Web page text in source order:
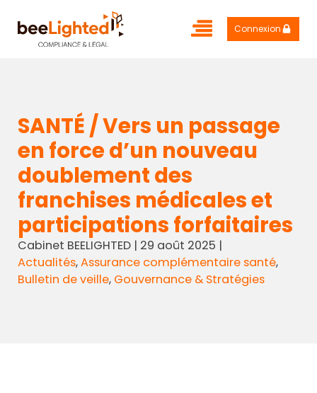
Connexion
SANTÉ / Vers un passage
en force d’un nouveau
doublement des
franchises médicales et
participations forfaitaires
Cabinet BEELIGHTED| 29 août 2025 |
Actualités,Assurance complémentaire santé,
Bulletin de veille, Gouvernance & Stratégies